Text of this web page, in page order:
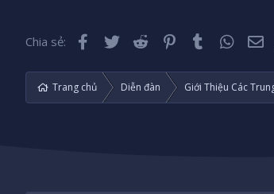
Chia sẻ: Facebook
Twitter Reddit Pinterest
Tumblr
Trang chủ Diễn đàn Giới Thiệu Các